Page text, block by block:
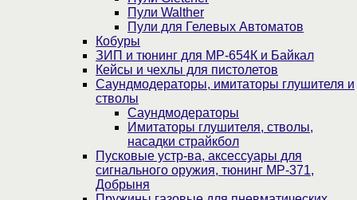
Пули Walther
Пули для Гелевых Автоматов
Кобуры
ЗИП и тюнинг для МР-654К и Байкал
Кейсы и чехлы для пистолетов
Саундмодераторы, имитаторы глушителя и
стволы
Саундмодераторы
Имитаторы глушителя, стволы,
насадки страйкбол
Пусковые устр-ва, аксессуары для
сигнального оружия, тюнинг МР-371,
Добрыня